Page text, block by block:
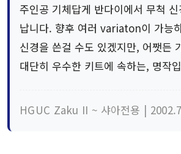
주인공 기체답게 반다이에서 무척
납니다. 향후 여러 variaton이 가능
신경을 쓴걸 수도 있겠지만, 어쨋든
대단히 우수한 키트에 속하는, 명작
HGUC Zaku II ~ 샤아전용 |